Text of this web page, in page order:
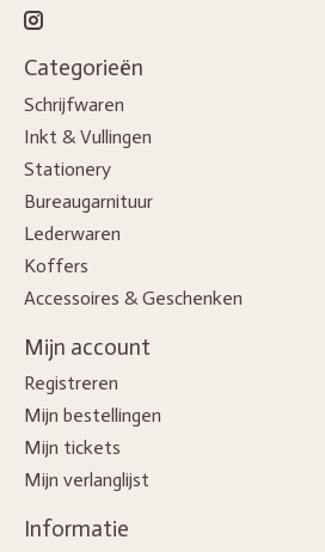
Categorieën
Schrijfwaren
Inkt & Vullingen
Stationery
Bureaugarnituur
Lederwaren
Koffers
Accessoires & Geschenken
Mijn account
Registreren
Mijn bestellingen
Mijn tickets
Mijn verlanglijst
Informatie